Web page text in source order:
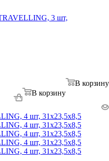
3 шт,
В корзину
В корзину